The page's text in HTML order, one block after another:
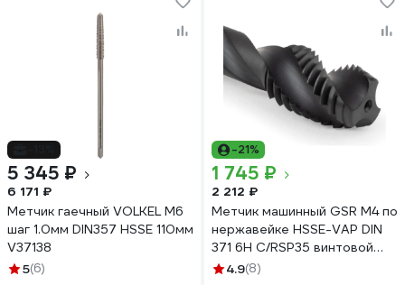
5 345 ₽
6 171 ₽
Метчик гаечный VOLKEL М6
шаг 1.0мм DIN357 HSSE 110мм
V37138
5(6)
-21%
1 745 ₽
2 212 ₽
Метчик машинный GSR М4 по
нержавейке HSSE-VAP DIN
371 6H C/RSP35 винтовой
для глухих отверстий
4.9(8)